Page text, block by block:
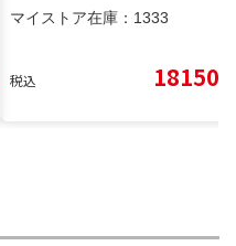
マイストア在庫： 1333
税込 18150